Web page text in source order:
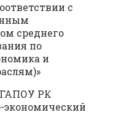
с
среднего
по
и
ГАПОУ РК
экономический